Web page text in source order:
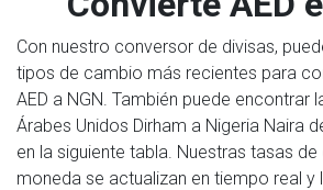
Con nuestro conversor de divisas,
tipos de cambio más recientes para
AED a NGN. También puede encontrar
Árabes Unidos Dirham a Nigeria Naira
en la siguiente tabla. Nuestras tasas
moneda se actualizan en tiempo real y